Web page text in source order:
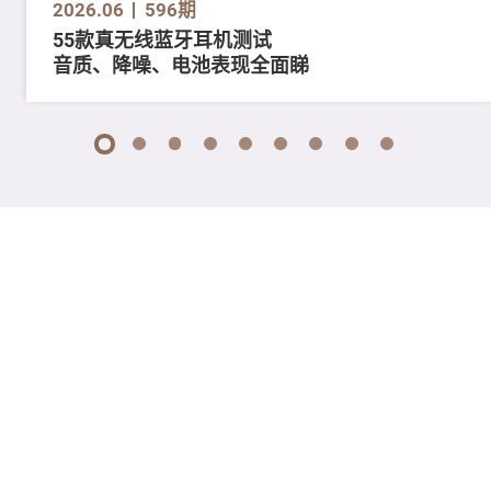
2026.06 596期
55款真无线蓝牙耳机测试
音质、降噪、电池表现全面睇
1 2 3 4 5 6 7 8 9